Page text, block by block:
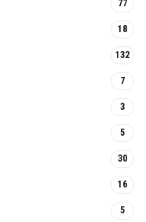
77
18
132
7
3
5
30
16
5